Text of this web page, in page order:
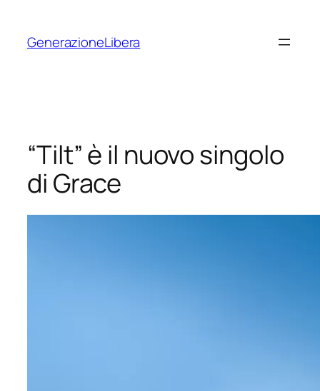
contenuto
GenerazioneLibera
“Tilt” è il nuovo singolo
di Grace